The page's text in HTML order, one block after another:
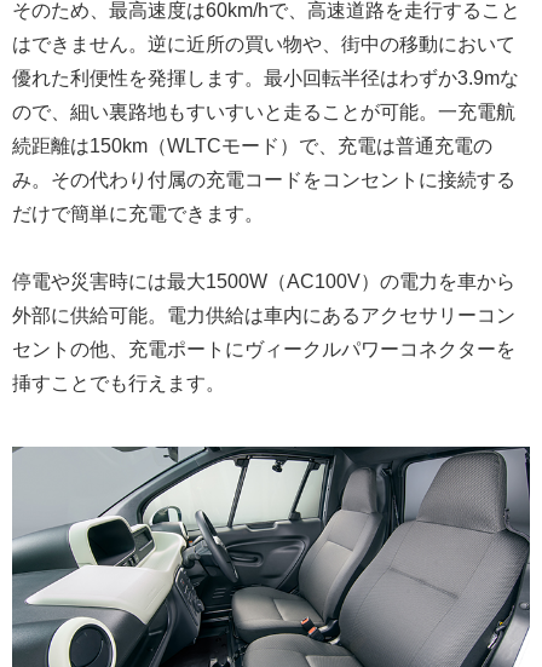
そのため、最高速度は60km/hで、高速道路を走行すること
はできません。逆に近所の買い物や、街中の移動において
優れた利便性を発揮します。最小回転半径はわずか3.9mな
ので、細い裏路地もすいすいと走ることが可能。一充電航
続距離は150km（WLTCモード）で、充電は普通充電の
み。その代わり付属の充電コードをコンセントに接続する
だけで簡単に充電できます。
停電や災害時には最大1500W（AC100V）の電力を車から
外部に供給可能。電力供給は車内にあるアクセサリーコン
セントの他、充電ポートにヴィークルパワーコネクターを
挿すことでも行えます。